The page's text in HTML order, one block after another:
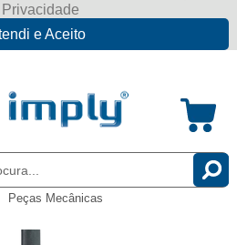
e Aceito
Peças Mecânicas